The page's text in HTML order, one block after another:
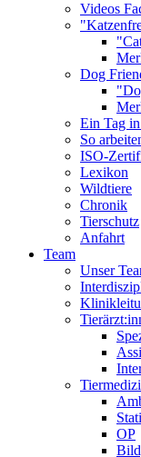
Videos
Dog
Ein Tag
So
ISO-
Lexikon
Wildtiere
Chronik
Tierschutz
Anfahrt
Team
Unser
OP